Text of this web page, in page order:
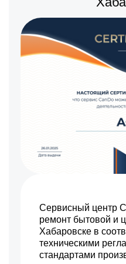
Замена разъема питания
Ремонт камеры
550 р
550 р
Сервисный центр
ремонт бытовой и
Хабаровске в
техническими
стандартами